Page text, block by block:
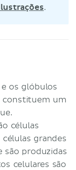
.
os glóbulos
constituem um
células
grandes
são produzidas
celulares são